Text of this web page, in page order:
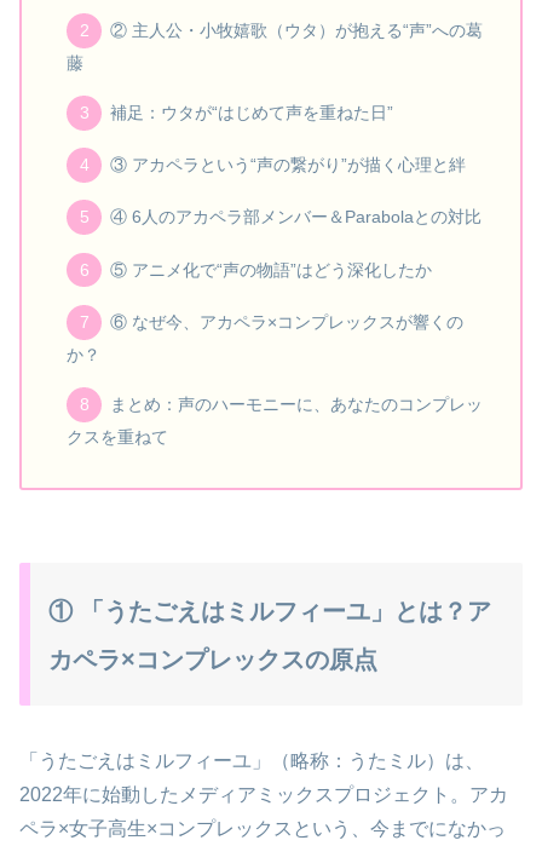
② 主人公・小牧嬉歌（ウタ）が抱える“声”への葛
藤
補足：ウタが“はじめて声を重ねた日”
③ アカペラという“声の繋がり”が描く心理と絆
④ 6人のアカペラ部メンバー＆Parabolaとの対比
⑤ アニメ化で“声の物語”はどう深化したか
⑥ なぜ今、アカペラ×コンプレックスが響くの
か？
まとめ：声のハーモニーに、あなたのコンプレッ
クスを重ねて
① 「うたごえはミルフィーユ」とは？ア
カペラ×コンプレックスの原点
「うたごえはミルフィーユ」（略称：うたミル）は、
2022年に始動したメディアミックスプロジェクト。アカ
ペラ×女子高生×コンプレックスという、今までになかっ